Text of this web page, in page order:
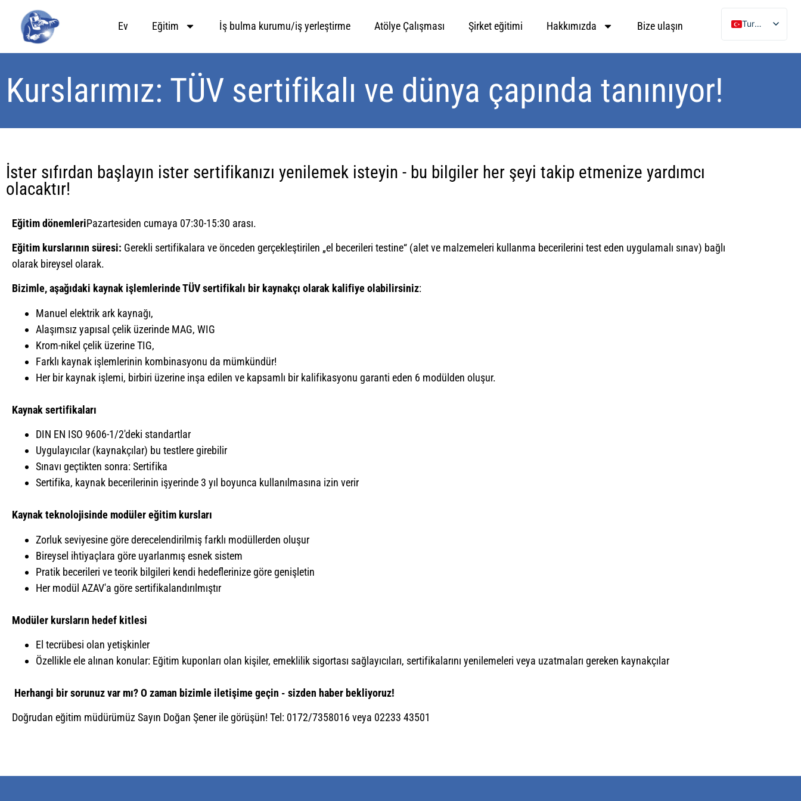
Ev Eğitim İş bulma kurumu/iş yerleştirme Atölye Çalışması Şirket eğitimi Hakkımızda Bize ulaşın
Turkish
German
Kurslarımız: TÜV sertifikalı ve dünya çapında tanınıyor!
İster sıfırdan başlayın ister sertifikanızı yenilemek isteyin - bu bilgiler her şeyi takip etmenize yardımcı
olacaktır!
Eğitim dönemleriPazartesiden cumaya 07:30-15:30 arası.
Eğitim kurslarının süresi: Gerekli sertifikalara ve önceden gerçekleştirilen „el becerileri testine“ (alet ve malzemeleri kullanma becerilerini test eden uygulamalı sınav) bağlı
olarak bireysel olarak.
Bizimle, aşağıdaki kaynak işlemlerinde TÜV sertifikalı bir kaynakçı olarak kalifiye olabilirsiniz:
Manuel elektrik ark kaynağı,
Alaşımsız yapısal çelik üzerinde MAG, WIG
Krom-nikel çelik üzerine TIG,
Farklı kaynak işlemlerinin kombinasyonu da mümkündür!
Her bir kaynak işlemi, birbiri üzerine inşa edilen ve kapsamlı bir kalifikasyonu garanti eden 6 modülden oluşur.
Kaynak sertifikaları
DIN EN ISO 9606-1/2'deki standartlar
Uygulayıcılar (kaynakçılar) bu testlere girebilir
Sınavı geçtikten sonra: Sertifika
Sertifika, kaynak becerilerinin işyerinde 3 yıl boyunca kullanılmasına izin verir
Kaynak teknolojisinde modüler eğitim kursları
Zorluk seviyesine göre derecelendirilmiş farklı modüllerden oluşur
Bireysel ihtiyaçlara göre uyarlanmış esnek sistem
Pratik becerileri ve teorik bilgileri kendi hedeflerinize göre genişletin
Her modül AZAV'a göre sertifikalandırılmıştır
Modüler kursların hedef kitlesi
El tecrübesi olan yetişkinler
Özellikle ele alınan konular: Eğitim kuponları olan kişiler, emeklilik sigortası sağlayıcıları, sertifikalarını yenilemeleri veya uzatmaları gereken kaynakçılar
Herhangi bir sorunuz var mı? O zaman bizimle iletişime geçin - sizden haber bekliyoruz!
Doğrudan eğitim müdürümüz Sayın Doğan Şener ile görüşün! Tel: 0172/7358016 veya 02233 43501